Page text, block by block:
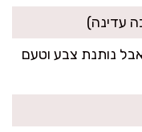
נותנת צבע וטעם